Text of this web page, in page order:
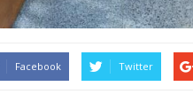
Facebook Twitter